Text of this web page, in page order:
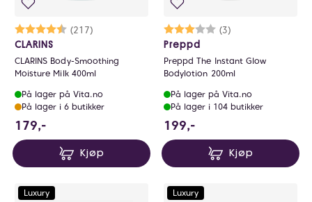
Karakter:
(217)
4.7 av 5 mulige
CLARINS
CLARINS Body-Smoothing
Moisture Milk 400ml
På lager på Vita.no
På lager i 6 butikker
179,-
Kjøp
Karakter:
(3)
3.0 av 5 mulige
Preppd
Preppd The Instant Glow
Bodylotion 200ml
På lager på Vita.no
På lager i 104 butikker
199,-
Kjøp
Luxury Luxury